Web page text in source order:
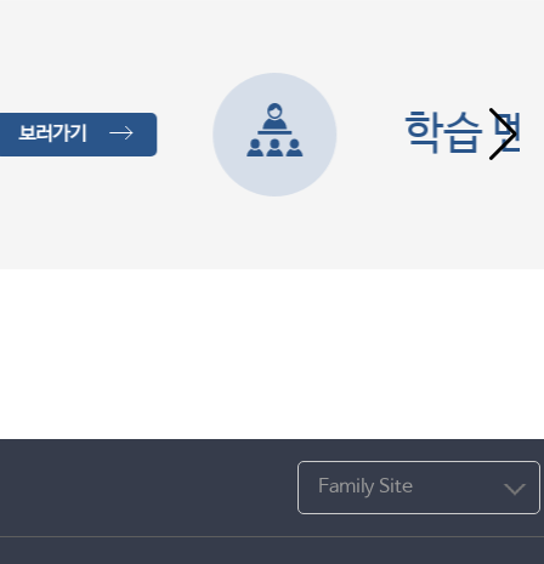
지원하는 소통형 지식 채널입니다. 보러가기
Family Site